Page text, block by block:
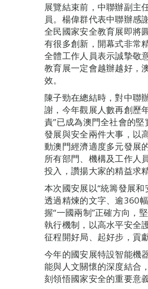
展覽結束前，中聯辦副主
員。楊偉群代表中聯辦感
全民國家安全教育展即將
有很多創新，開幕式非常
全體工作人員表示誠摯敬
教育展一定會越辦越好，
效。
陳子勁在總結時，對中聯
謝，今年觀展人數再創歷
責”已成為澳門全社會的
發展與安全兩件大事，以
動澳門經濟適度多元發展
所有部門、機構及工作人
投入，讚揚大家的精益求
本次國安展以“統籌發展和
透過精煉的文字、逾360
握“一國兩制”正確方向，
執行機制，以高水平安全
征程開好局、起好步，貢
今年的國安展特設智能機
能與人文關懷的深度結合
刻領悟國家安全的重要意義